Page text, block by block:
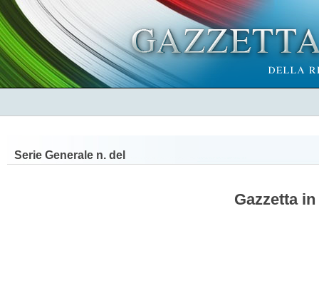
Serie Generale n. del
Gazzetta